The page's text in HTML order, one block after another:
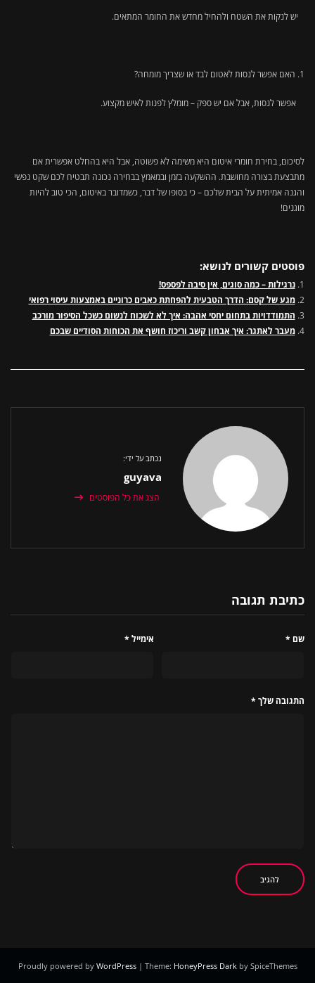
יש לנקות את השטח ולהחיל מחדש את החומר המתאים.
האם אפשר לנסות לאטום לבד או שצריך מומחה?
אפשר לנסות, אבל אם יש ספק – מומלץ לפנות לאיש מקצוע.
לסיכום, בחירת חומרי איטום היא משימה לא פשוטה, אבל היא בהחלט אפשרית אם
מתבצעת בצורה מחושבת. ההשקעה בזמן ובמאמץ בבחירה נכונה תבטיח לכם שקט נפשי
והגנה אמיתית על הבית שלכם – כי בסופו של דבר, כשמדובר באיטום, הכי טוב להיות
מוגנים!
פוסטים קשורים לנושא:
נרגילות – כמה סוגים, אין סיבה לפספס!
מגע של קסם: הדרך הטבעית להפחתת כאבים כרוניים באמצעות עיסוי רפואי
התמודדויות בתחום יחסי אהבה: איך לא לשכוח לנשום כשכל הסיפור מורכב
מעבר לאתגר: איך אבחון קשב וריכוז חושף את הכוחות הסודיים שבכם
נכתב על ידי:
guyava
הצג את כל הפוסטים
כתיבת תגובה
שם * אימייל *
התגובה שלך *
Proudly powered by WordPress | Theme: HoneyPress Darkby SpiceThemes